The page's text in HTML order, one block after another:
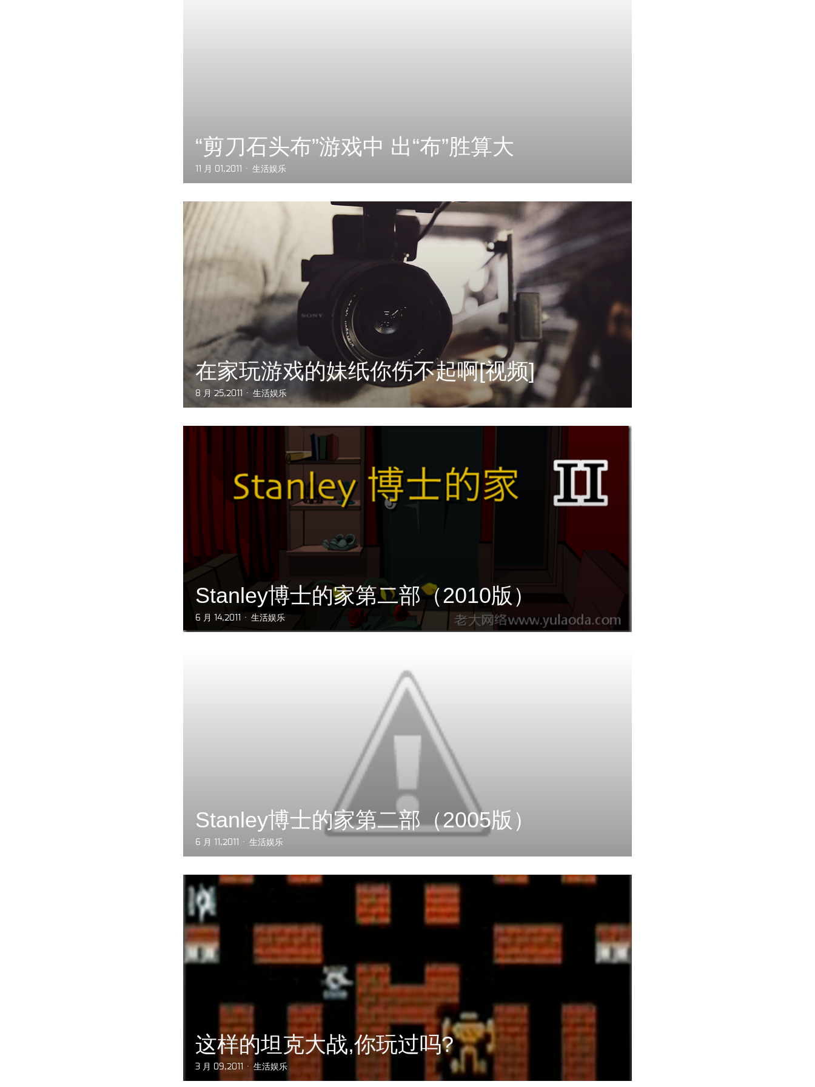
“剪刀石头布”游戏中 出“布”胜算大
11 月 01,2011 生活娱乐
在家玩游戏的妹纸你伤不起啊[视频]
8 月 25,2011 生活娱乐
Stanley博士的家第二部（2010版）
6 月 14,2011 生活娱乐
Stanley博士的家第二部（2005版）
6 月 11,2011 生活娱乐
这样的坦克大战,你玩过吗?
3 月 09,2011 生活娱乐